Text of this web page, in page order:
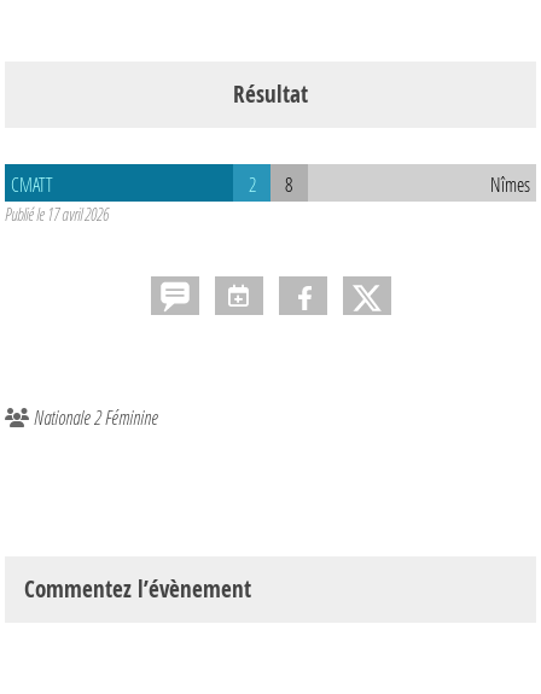
Résultat
CMATT 2 8 Nîmes
Publié le 17 avril 2026
Nationale 2 Féminine
Commentez l’évènement